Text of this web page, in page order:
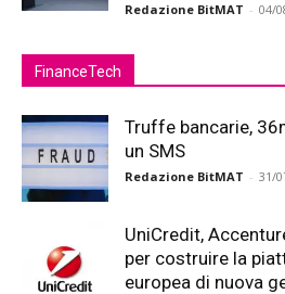
Redazione BitMAT - 04/
FinanceTech
Truffe bancarie,
un SMS
Redazione BitMAT - 31/
UniCredit,
per costruire la
europea di nuova